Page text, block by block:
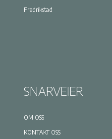
Fredrikstad
SNARVEIER
OM OSS
KONTAKT OSS